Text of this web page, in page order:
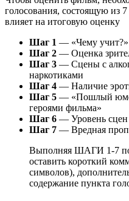
голосования, состоящую из
влияет на итоговую оценку
Шаг 1 — «Чему учит?»
Шаг 2 — Оценка
Шаг 3 — Сцены с
наркотиками
Шаг 4 — Наличие
Шаг 5 — «Пошлый
героями фильма»
Шаг 6 — Уровень сцен
Шаг 7 — Вредная
Выполняя ШАГИ 1-7
оставить короткий
символов),
содержание пункта